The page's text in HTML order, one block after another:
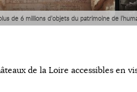
de 6 millions d’objets du patrimoine de
de la Loire accessibles en